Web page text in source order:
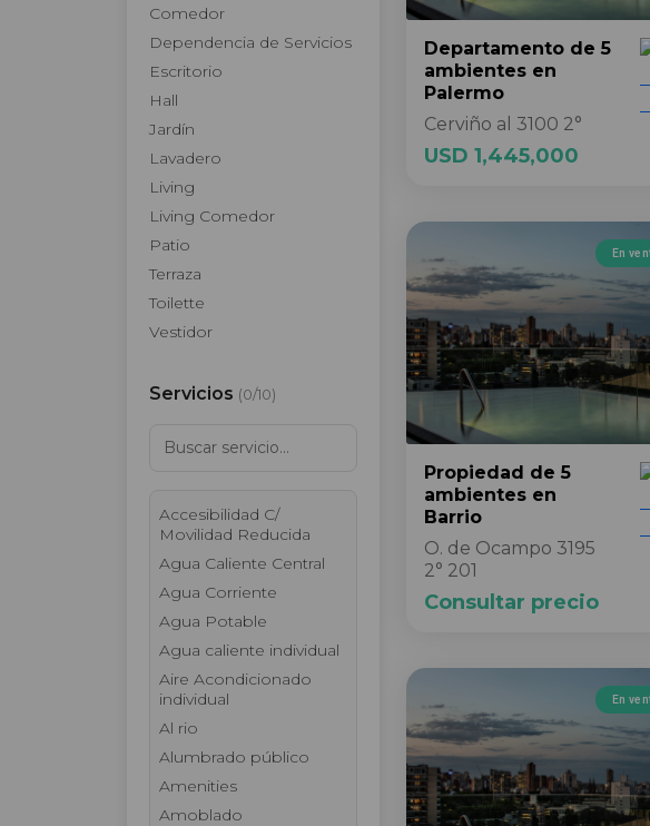
Comedor
Dependencia de Servicios
Escritorio
Hall
Jardín
Lavadero
Living
Living Comedor
Patio
Terraza
Toilette
Vestidor
Servicios (0/10)
Accesibilidad C/
Movilidad Reducida
Agua Caliente Central
Agua Corriente
Agua Potable
Agua caliente individual
Aire Acondicionado
individual
Al rio
Alumbrado público
Amenities
Amoblado
Departamento de 5
ambientes en
Palermo
Cerviño al 3100 2°
USD 1,445,000
En
Propiedad de 5
ambientes en
Barrio
O. de Ocampo 3195
2° 201
Consultar precio
En